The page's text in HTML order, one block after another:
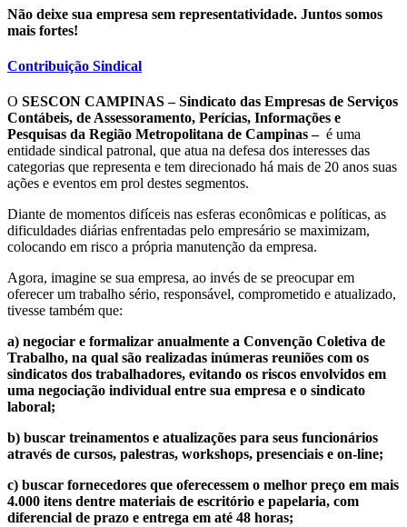
Não deixe sua empresa sem representatividade. Juntos somos
mais fortes!
Contribuição Sindical
O SESCON CAMPINAS – Sindicato das Empresas de Serviços
Contábeis, de Assessoramento, Perícias, Informações e
Pesquisas da Região Metropolitana de Campinas – é uma
entidade sindical patronal, que atua na defesa dos interesses das
categorias que representa e tem direcionado há mais de 20 anos suas
ações e eventos em prol destes segmentos.
Diante de momentos difíceis nas esferas econômicas e políticas, as
dificuldades diárias enfrentadas pelo empresário se maximizam,
colocando em risco a própria manutenção da empresa.
Agora, imagine se sua empresa, ao invés de se preocupar em
oferecer um trabalho sério, responsável, comprometido e atualizado,
tivesse também que:
a) negociar e formalizar anualmente a Convenção Coletiva de
Trabalho, na qual são realizadas inúmeras reuniões com os
sindicatos dos trabalhadores, evitando os riscos envolvidos em
uma negociação individual entre sua empresa e o sindicato
laboral;
b) buscar treinamentos e atualizações para seus funcionários
através de cursos, palestras, workshops, presenciais e on-line;
c) buscar fornecedores que oferecessem o melhor preço em mais
4.000 itens dentre materiais de escritório e papelaria, com
diferencial de prazo e entrega em até 48 horas;